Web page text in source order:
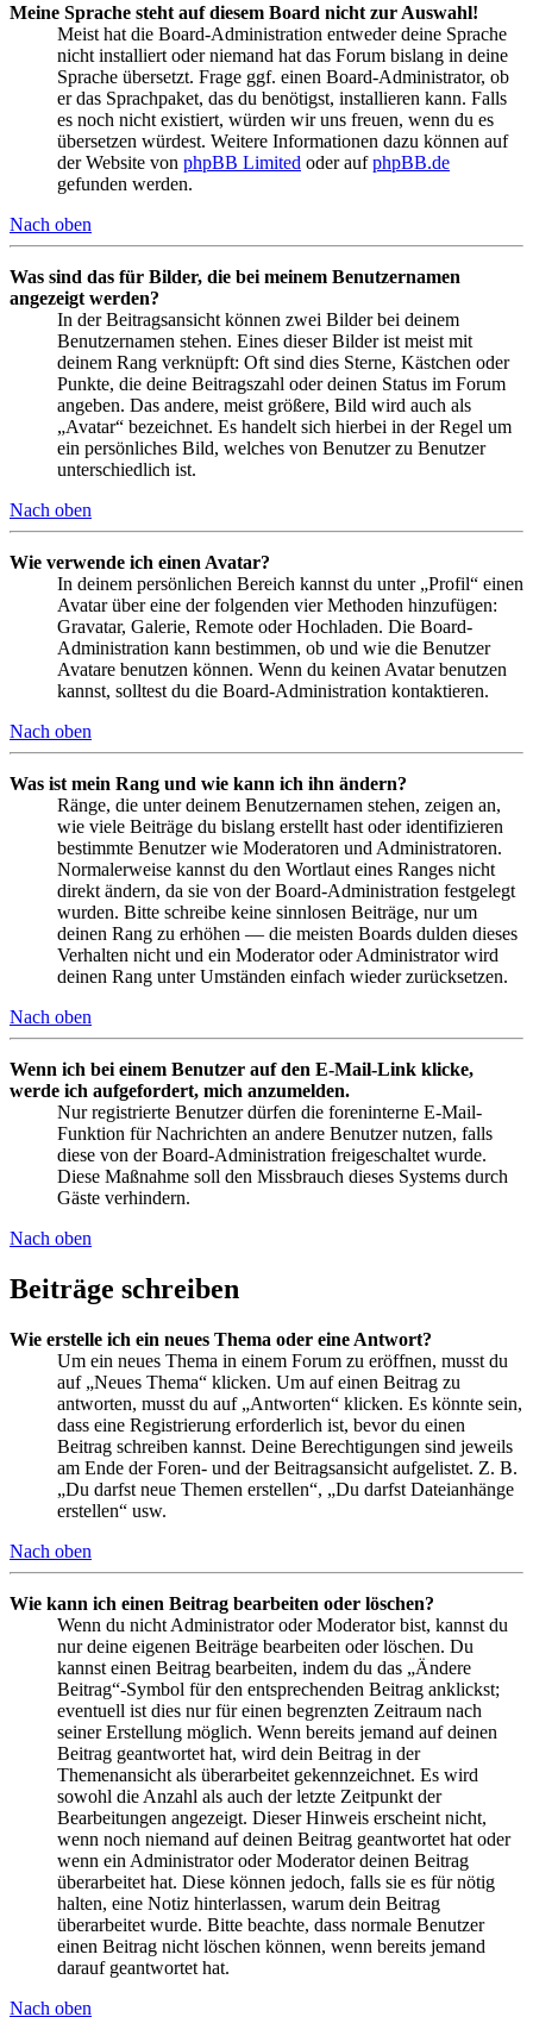
Meine Sprache steht auf diesem Board nicht zur Auswahl!
Meist hat die Board-Administration entweder deine Sprache
nicht installiert oder niemand hat das Forum bislang in deine
Sprache übersetzt. Frage ggf. einen Board-Administrator, ob
er das Sprachpaket, das du benötigst, installieren kann. Falls
es noch nicht existiert, würden wir uns freuen, wenn du es
übersetzen würdest. Weitere Informationen dazu können auf
der Website von phpBB Limited oder aufphpBB.de
gefunden werden.
Nach oben
Was sind das für Bilder, die bei meinem Benutzernamen
angezeigt werden?
In der Beitragsansicht können zwei Bilder bei deinem
Benutzernamen stehen. Eines dieser Bilder ist meist mit
deinem Rang verknüpft: Oft sind dies Sterne, Kästchen oder
Punkte, die deine Beitragszahl oder deinen Status im Forum
angeben. Das andere, meist größere, Bild wird auch als
„Avatar“ bezeichnet. Es handelt sich hierbei in der Regel um
ein persönliches Bild, welches von Benutzer zu Benutzer
unterschiedlich ist.
Nach oben
Wie verwende ich einen Avatar?
In deinem persönlichen Bereich kannst du unter „Profil“ einen
Avatar über eine der folgenden vier Methoden hinzufügen:
Gravatar, Galerie, Remote oder Hochladen. Die Board-
Administration kann bestimmen, ob und wie die Benutzer
Avatare benutzen können. Wenn du keinen Avatar benutzen
kannst, solltest du die Board-Administration kontaktieren.
Nach oben
Was ist mein Rang und wie kann ich ihn ändern?
Ränge, die unter deinem Benutzernamen stehen, zeigen an,
wie viele Beiträge du bislang erstellt hast oder identifizieren
bestimmte Benutzer wie Moderatoren und Administratoren.
Normalerweise kannst du den Wortlaut eines Ranges nicht
direkt ändern, da sie von der Board-Administration festgelegt
wurden. Bitte schreibe keine sinnlosen Beiträge, nur um
deinen Rang zu erhöhen — die meisten Boards dulden dieses
Verhalten nicht und ein Moderator oder Administrator wird
deinen Rang unter Umständen einfach wieder zurücksetzen.
Nach oben
Wenn ich bei einem Benutzer auf den E-Mail-Link klicke,
werde ich aufgefordert, mich anzumelden.
Nur registrierte Benutzer dürfen die foreninterne E-Mail-
Funktion für Nachrichten an andere Benutzer nutzen, falls
diese von der Board-Administration freigeschaltet wurde.
Diese Maßnahme soll den Missbrauch dieses Systems durch
Gäste verhindern.
Nach oben
Beiträge schreiben
Wie erstelle ich ein neues Thema oder eine Antwort?
Um ein neues Thema in einem Forum zu eröffnen, musst du
auf „Neues Thema“ klicken. Um auf einen Beitrag zu
antworten, musst du auf „Antworten“ klicken. Es könnte sein,
dass eine Registrierung erforderlich ist, bevor du einen
Beitrag schreiben kannst. Deine Berechtigungen sind jeweils
am Ende der Foren- und der Beitragsansicht aufgelistet. Z. B.
„Du darfst neue Themen erstellen“, „Du darfst Dateianhänge
erstellen“ usw.
Nach oben
Wie kann ich einen Beitrag bearbeiten oder löschen?
Wenn du nicht Administrator oder Moderator bist, kannst du
nur deine eigenen Beiträge bearbeiten oder löschen. Du
kannst einen Beitrag bearbeiten, indem du das „Ändere
Beitrag“-Symbol für den entsprechenden Beitrag anklickst;
eventuell ist dies nur für einen begrenzten Zeitraum nach
seiner Erstellung möglich. Wenn bereits jemand auf deinen
Beitrag geantwortet hat, wird dein Beitrag in der
Themenansicht als überarbeitet gekennzeichnet. Es wird
sowohl die Anzahl als auch der letzte Zeitpunkt der
Bearbeitungen angezeigt. Dieser Hinweis erscheint nicht,
wenn noch niemand auf deinen Beitrag geantwortet hat oder
wenn ein Administrator oder Moderator deinen Beitrag
überarbeitet hat. Diese können jedoch, falls sie es für nötig
halten, eine Notiz hinterlassen, warum dein Beitrag
überarbeitet wurde. Bitte beachte, dass normale Benutzer
einen Beitrag nicht löschen können, wenn bereits jemand
darauf geantwortet hat.
Nach oben